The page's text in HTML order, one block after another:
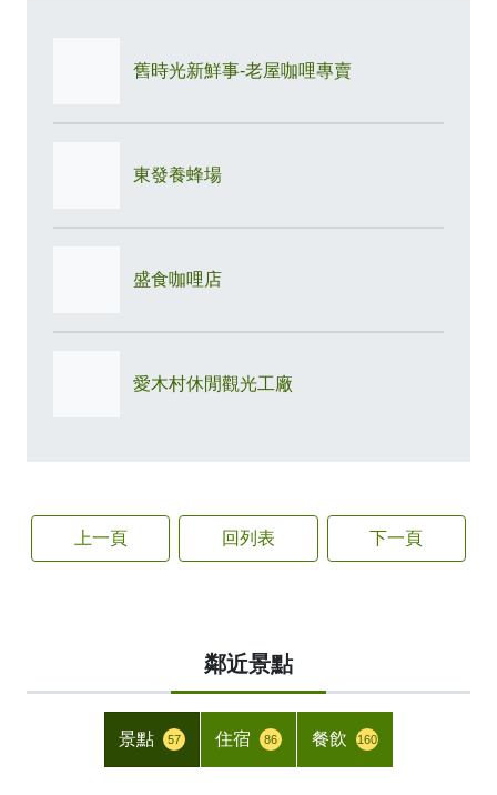
舊時光新鮮事-老屋咖哩專賣
東發養蜂場
盛食咖哩店
愛木村休閒觀光工廠
上一頁 回列表 下一頁
鄰近景點
景點 57 住宿 86 餐飲 160